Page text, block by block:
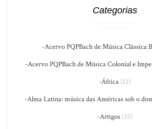
Categorias
-Acervo PQPBach de Música Clássica
-Acervo PQPBach de Música Colonial e
-África (12)
-Alma Latina: música das Américas sob o
-Artigos(35)